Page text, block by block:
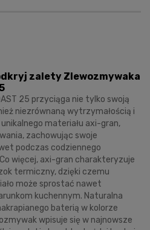
zalety Zlewozmywaka
25 przyciąga nie tylko swoją
niezrównaną wytrzymałością i
materiału axi-gran,
zachowując swoje
podczas codziennego
więcej, axi-gran charakteryzuje
termiczny, dzięki czemu
może sprostać nawet
kuchennym. Naturalna
baterią w kolorze
wpisuje się w najnowsze